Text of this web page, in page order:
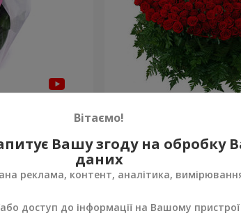
Замовити 95 165 грн
Вітаємо!
Вашу згоду на обробку
даних
реклама, контент, аналітика,
доступ до інформації на Вашому пристрої